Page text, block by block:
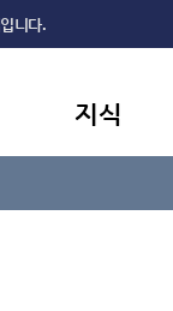
니다.
지식